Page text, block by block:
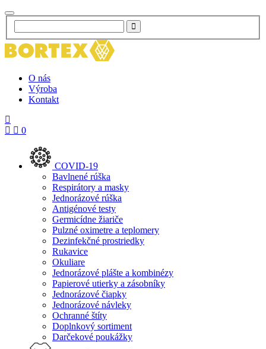
O nás
Výroba
Kontakt
0
COVID-19
Bavlnené rúška
Respirátory a masky
Jednorázové rúška
Antigénové testy
Germicídne žiariče
Pulzné oximetre a teplomery
Dezinfekčné prostriedky
Rukavice
Okuliare
Jednorázové plášte a kombinézy
Papierové utierky a zásobníky
Jednorázové čiapky
Jednorázové návleky
Ochranné štíty
Doplnkový sortiment
Darčekové poukážky